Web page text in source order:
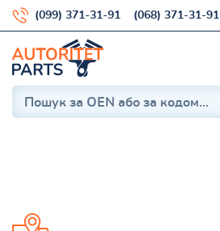
(099) 371-31-91 (068) 371-31-91